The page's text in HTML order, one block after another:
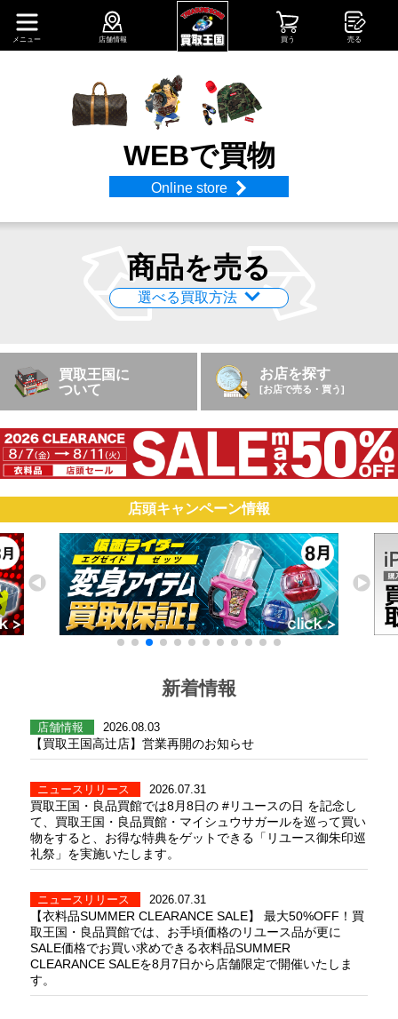
店舗情報 買う 売る
メニュー
WEBで買物
Online store
商品を売る
選べる買取方法
ネットで買取申込
宅配買取
店頭買取を予約
店頭買取
買取王国に
ついて
お店を探す
[お店で売る・買う]
店頭キャンペーン情報
新着情報
店舗情報 2026.08.03
【買取王国高辻店】営業再開のお知らせ
ニュースリリース 2026.07.31
買取王国・良品買館では8月8日の #リユースの日 を記念し
て、買取王国・良品買館・マイシュウサガールを巡って買い
物をすると、お得な特典をゲットできる「リユース御朱印巡
礼祭」を実施いたします。
ニュースリリース 2026.07.31
【衣料品SUMMER CLEARANCE SALE】 最大50%OFF！買
取王国・良品買館では、お手頃価格のリユース品が更に
SALE価格でお買い求めできる衣料品SUMMER
CLEARANCE SALEを8月7日から店舗限定で開催いたしま
す。